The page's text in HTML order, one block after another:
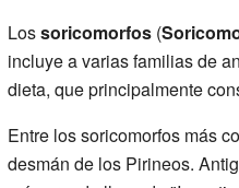
Lossoricomorfos(
incluye a varias familias de
dieta, que principalmente
Entre los soricomorfos más
desmán de los Pirineos.